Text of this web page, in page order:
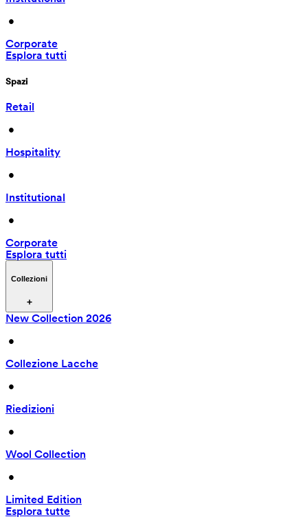
•
Corporate
Esplora tutti
Spazi
Retail
•
Hospitality
•
Institutional
•
Corporate
Esplora tutti
Collezioni
New Collection 2026
•
Collezione Lacche
•
Riedizioni
•
Wool Collection
•
Limited Edition
Esplora tutte